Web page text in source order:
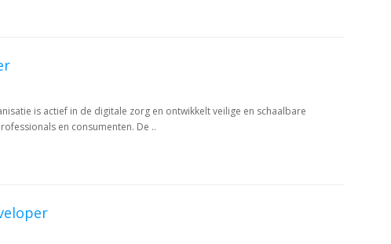
is actief in de digitale zorg en ontwikkelt veilige en schaalbare
en consumenten. De ..